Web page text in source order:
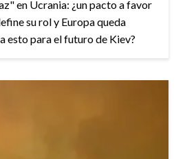
en Ucrania: ¿un pacto a favor
su rol y Europa queda
esto para el futuro de Kiev?